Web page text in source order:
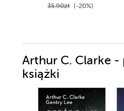
35.90zł (-20%)
Arthur C. Clarke -
książki